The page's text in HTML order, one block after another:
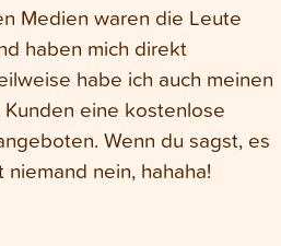
Medien waren die Leute
haben mich direkt
habe ich auch meinen
eine kostenlose
Wenn du sagst, es
nein, hahaha!